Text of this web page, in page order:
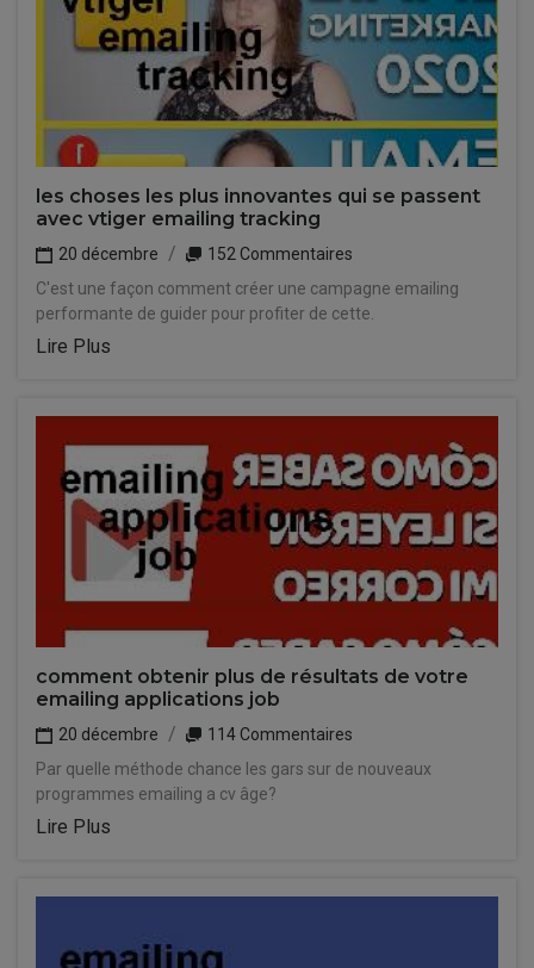
les choses les plus innovantes qui se passent
avec vtiger emailing tracking
20 décembre
152 Commentaires
C'est une façon comment créer une campagne emailing
performante de guider pour profiter de cette.
Lire Plus
comment obtenir plus de résultats de votre
emailing applications job
20 décembre
114 Commentaires
Par quelle méthode chance les gars sur de nouveaux
programmes emailing a cv âge?
Lire Plus